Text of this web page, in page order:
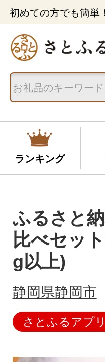
初めての方でも簡単
ランキング
ふるさと
比べセッ
g以上)
静岡県静岡市
さとふるアプ